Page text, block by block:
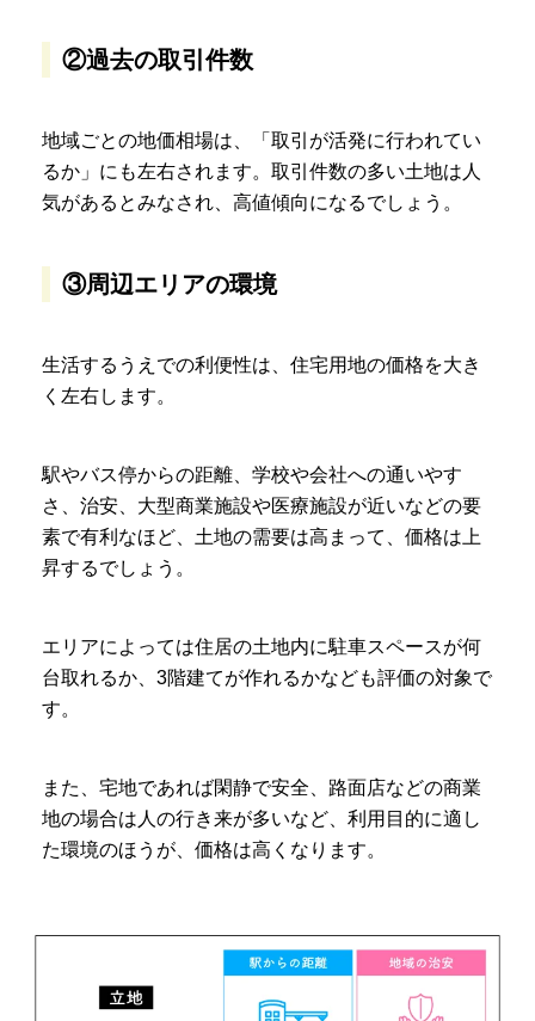
②過去の取引件数
地域ごとの地価相場は、「取引が活発に行われてい
るか」にも左右されます。取引件数の多い土地は人
気があるとみなされ、高値傾向になるでしょう。
③周辺エリアの環境
生活するうえでの利便性は、住宅用地の価格を大き
く左右します。
駅やバス停からの距離、学校や会社への通いやす
さ、治安、大型商業施設や医療施設が近いなどの要
素で有利なほど、土地の需要は高まって、価格は上
昇するでしょう。
エリアによっては住居の土地内に駐車スペースが何
台取れるか、3階建てが作れるかなども評価の対象で
す。
また、宅地であれば閑静で安全、路面店などの商業
地の場合は人の行き来が多いなど、利用目的に適し
た環境のほうが、価格は高くなります。